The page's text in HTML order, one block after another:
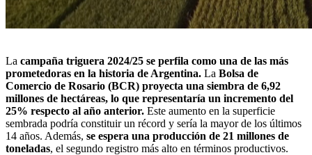
La campaña triguera 2024/25 se perfila como una de las más
prometedoras en la historia de Argentina. La Bolsa de
Comercio de Rosario (BCR) proyecta una siembra de 6,92
millones de hectáreas, lo que representaría un incremento del
25% respecto al año anterior. Este aumento en la superficie
sembrada podría constituir un récord y sería la mayor de los últimos
14 años. Además, se espera una producción de 21 millones de
toneladas, el segundo registro más alto en términos productivos.